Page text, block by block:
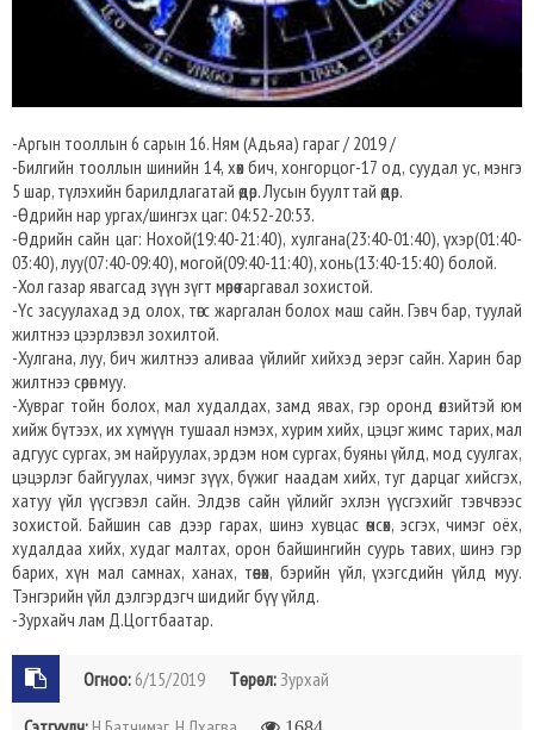
-Аргын тооллын 6 сарын 16. Ням (Адьяа) гараг / 2019 /
-Билгийн тооллын шинийн 14, хөх бич, хонгорцог-17 од, суудал ус, мэнгэ
5 шар, түлэхийн барилдлагатай өдөр. Лусын буулттай өдөр.
-Өдрийн нар ургах/шингэх цаг: 04:52-20:53.
-Өдрийн сайн цаг: Нохой(19:40-21:40), хулгана(23:40-01:40), үхэр(01:40-
03:40), луу(07:40-09:40), могой(09:40-11:40), хонь(13:40-15:40) болой.
-Хол газар явагсад зүүн зүгт мөрөө гаргавал зохистой.
-Үс засуулахад эд олох, төгс жаргалан болох маш сайн. Гэвч бар, туулай
жилтнээ цээрлэвэл зохилтой.
-Хулгана, луу, бич жилтнээ аливаа үйлийг хийхэд эерэг сайн. Харин бар
жилтнээ сөрөг муу.
-Хувраг тойн болох, мал худалдах, замд явах, гэр оронд өлзийтэй юм
хийж бүтээх, их хүмүүн тушаал нэмэх, хурим хийх, цэцэг жимс тарих, мал
адгуус сургах, эм найруулах, эрдэм ном сургах, буяны үйлд, мод суулгах,
цэцэрлэг байгуулах, чимэг зүүх, бүжиг наадам хийх, туг дарцаг хийсгэх,
хатуу үйл үүсгэвэл сайн. Элдэв сайн үйлийг эхлэн үүсгэхийг тэвчвээс
зохистой. Байшин сав дээр гарах, шинэ хувцас өмсөх, эсгэх, чимэг оёх,
худалдаа хийх, худаг малтах, орон байшингийн суурь тавих, шинэ гэр
барих, хүн мал самнах, ханах, төөнөх, бэрийн үйл, үхэгсдийн үйлд муу.
Тэнгэрийн үйл дэлгэрдэгч шидийг бүү үйлд.
-Зурхайч лам Д.Цогтбаатар.
Огноо: 6/15/2019 Төрөл: Зурхай